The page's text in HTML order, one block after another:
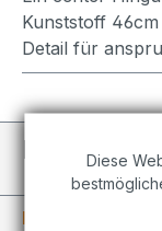
Kunststoff
Detail für
Informationen
Diese